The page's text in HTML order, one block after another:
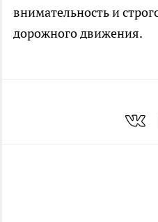
внимательность и
дорожного движения.